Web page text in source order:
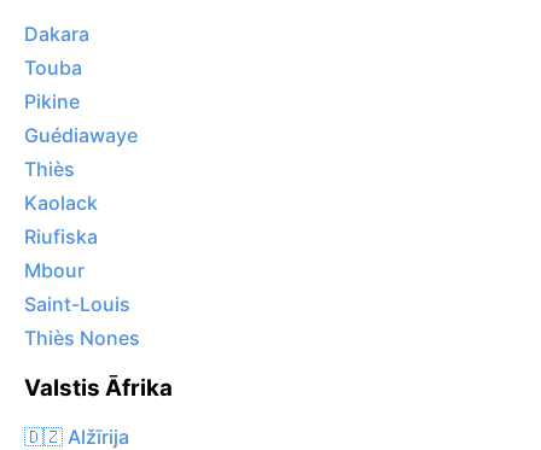
Dakara
Touba
Pikine
Guédiawaye
Thiès
Kaolack
Riufiska
Mbour
Saint-Louis
Thiès Nones
Valstis Āfrika
🇩🇿 Alžīrija